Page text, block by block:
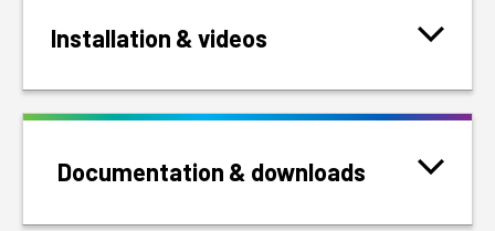
Installation & videos
Documentation & downloads